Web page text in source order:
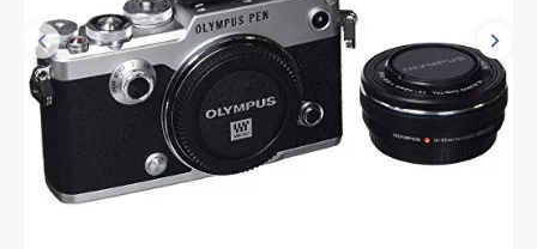
Vorherige